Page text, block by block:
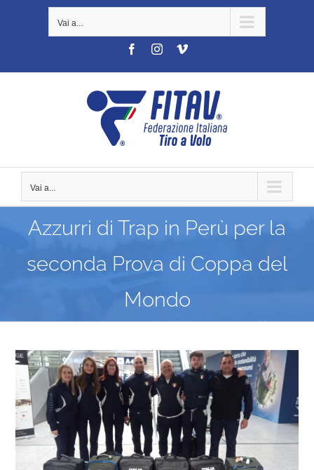
Vai a...
FacebookInstagramVimeo
Vai a...
Azzurri di Trap in Perù per la
seconda Prova di Coppa del
Mondo
Ingrandisci
immagine